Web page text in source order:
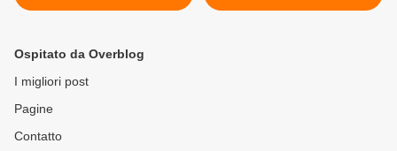
racconta di un viaggio a
a Palermo >
Ospitato da Overblog
I migliori post
Pagine
Contatto